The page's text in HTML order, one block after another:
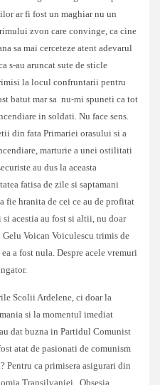
ar fi fost un maghiar nu un
zvon care convinge, ca cine
sa mai cerceteze atent adevarul
s-au aruncat sute de sticle
la locul confruntarii pentru
batut mar sa nu-mi spuneti ca tot
in soldati. Nu face sens.
din fata Primariei orasului si a
marturie a unei ostilitati
au dus la aceasta
fatisa de zile si saptamani
fie hranita de cei ce au de profitat
acestia au fost si altii, nu doar
Voican Voiculescu trimis de
a fost nula. Despre acele vremuri
Scolii Ardelene, ci doar la
si la momentul imediat
dat buzna in Partidul Comunist
atat de pasionati de comunism
ca primisera asigurari din
Transilvaniei. Obsesia